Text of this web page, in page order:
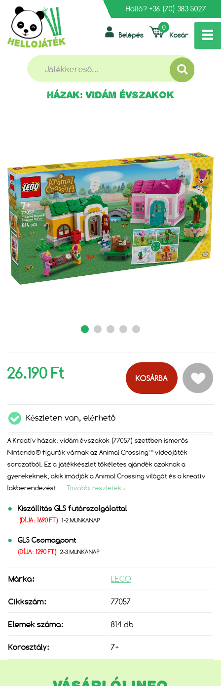
Halló? +36 (70) 383 5027
Kosár
0
Belépés
FŐOLDAL » LEGO ANIMAL CROSSING
LEGO ANIMAL CROSSING 77057 KREATÍV HÁZAK: VIDÁM
LEGO ANIMAL CROSSING 77057 KREATÍV
HÁZAK: VIDÁM ÉVSZAKOK
26.190 Ft KOSÁRBA
Készleten van, elérhető
A Kreatív házak: vidám évszakok (77057) szettben ismerős
Nintendo® figurák várnak az Animal Crossing™ videójáték-
sorozatból. Ez a játékkészlet tökéletes ajándék azoknak a
gyerekeknek, akik imádják a Animal Crossing világát és a kreatív
lakberendezést
További részletek »
Kiszállítás GLS futárszolgálattal
(DÍJA: 1690 FT) 1-2 MUNKANAP
GLS Csomagpont
(DÍJA: 1290 FT) 2-3 MUNKANAP
Márka: LEGO
Cikkszám: 77057
Elemek száma: 814 db
Korosztály: 7+